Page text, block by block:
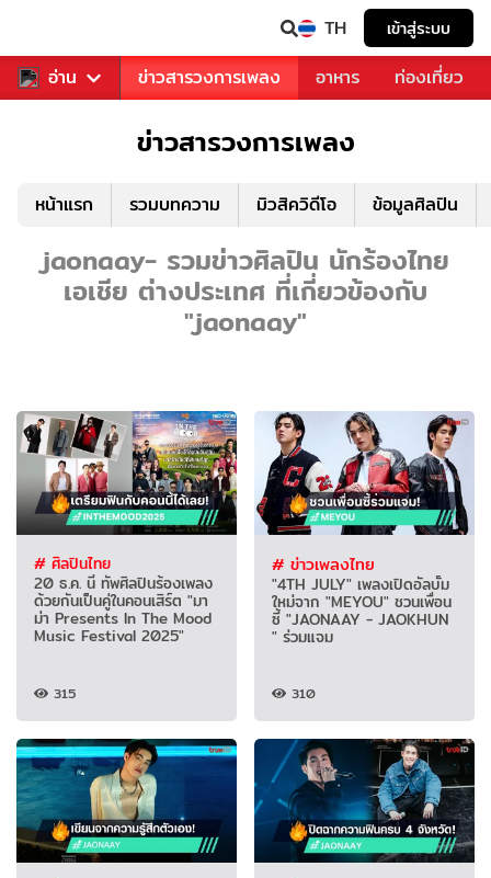
TH เข้าสู่ระบบ
อ่าน
ข่าวบันเทิง ข่าวสารวงการเพลง อาหาร ท่องเที่ยว
ข่าวสารวงการเพลง
หน้าแรก รวมบทความ มิวสิควิดีโอ ข้อมูลศิลปิน
jaonaay- รวมข่าวศิลปิน นักร้องไทย
เอเชีย ต่างประเทศ ที่เกี่ยวข้องกับ
"jaonaay"
# ศิลปินไทย
20 ธ.ค. นี้ ทัพศิลปินร้องเพลง
ด้วยกันเป็นคู่ในคอนเสิร์ต "มา
ม่า Presents In The Mood
Music Festival 2025"
315
# ข่าวเพลงไทย
"4TH JULY" เพลงเปิดอัลบั้ม
ใหม่จาก "MEYOU" ชวนเพื่อน
ซี้ "JAONAAY - JAOKHUN
"​ ร่วมแจม
310